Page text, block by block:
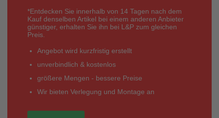
*Entdecken Sie innerhalb von 14 Tagen nach dem
Kauf denselben Artikel bei einem anderen Anbieter
günstiger, erhalten Sie ihn bei L&P zum gleichen
Preis.
Angebot wird kurzfristig erstellt
unverbindlich & kostenlos
größere Mengen - bessere Preise
Wir bieten Verlegung und Montage an